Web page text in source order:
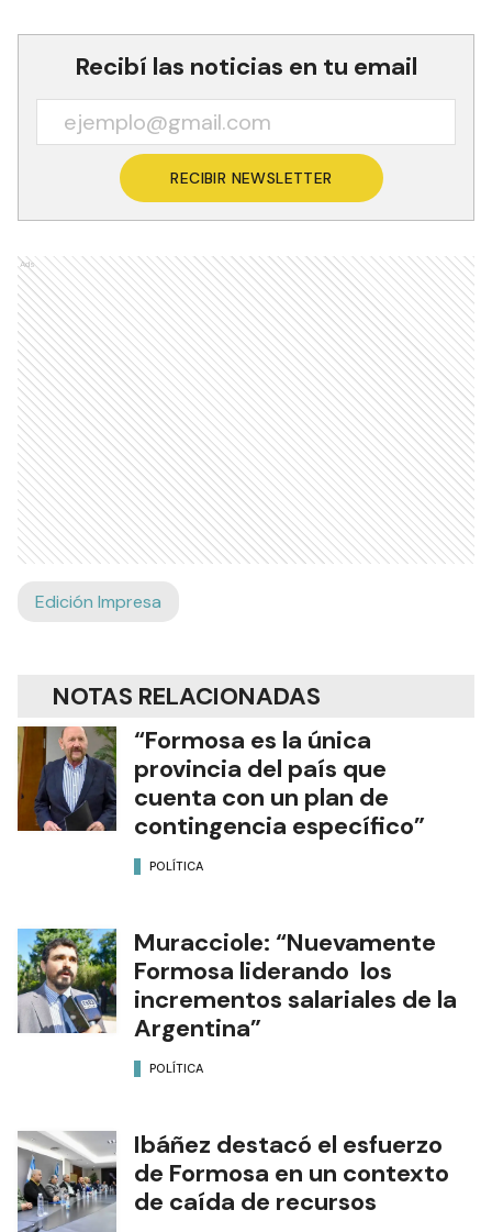
Recibí las noticias en tu email
RECIBIR NEWSLETTER
Ads
Edición Impresa
NOTAS RELACIONADAS
“Formosa es la única
provincia del país que
cuenta con un plan de
contingencia específico”
POLÍTICA
Muracciole: “Nuevamente
Formosa liderando los
incrementos salariales de la
Argentina”
POLÍTICA
Ibáñez destacó el esfuerzo
de Formosa en un contexto
de caída de recursos